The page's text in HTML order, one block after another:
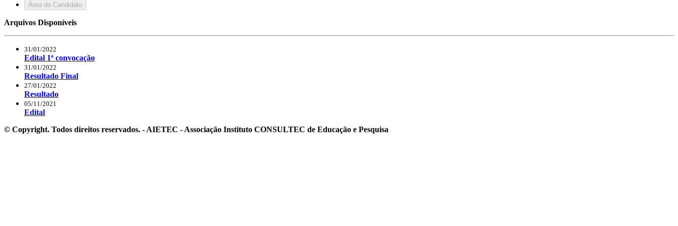
Área do Candidato
Arquivos Disponíveis
31/01/2022
Edital 1ª convocação
31/01/2022
Resultado Final
27/01/2022
Resultado
05/11/2021
Edital
© Copyright. Todos direitos reservados. - AIETEC - Associação Instituto CONSULTEC de Educação e Pesquisa